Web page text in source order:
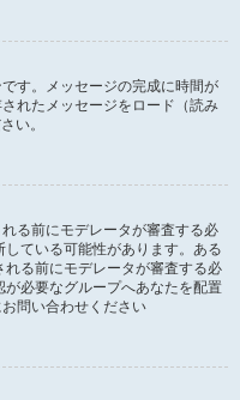
す。メッセージの完成に時間が
れたメッセージをロード（読み
い。
る前にモデレータが審査する必
ている可能性があります。ある
る前にモデレータが審査する必
必要なグループへあなたを配置
問い合わせください